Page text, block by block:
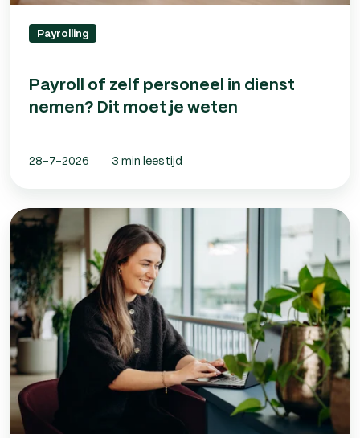
Payrolling
Payroll of zelf personeel in dienst
nemen? Dit moet je weten
28-7-2026 3 min leestijd
Pseudo-
eindheffing
op
auto’s:
wat
betekent
dit
voor
werkgevers?